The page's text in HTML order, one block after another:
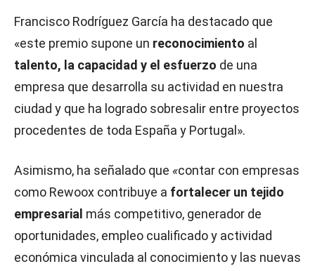
Francisco Rodríguez García ha destacado que
«este premio supone un reconocimiento al
talento, la capacidad y el esfuerzo de una
empresa que desarrolla su actividad en nuestra
ciudad y que ha logrado sobresalir entre proyectos
procedentes de toda España y Portugal».
Asimismo, ha señalado que «contar con empresas
como Rewoox contribuye a fortalecer un tejido
empresarial más competitivo, generador de
oportunidades, empleo cualificado y actividad
económica vinculada al conocimiento y las nuevas